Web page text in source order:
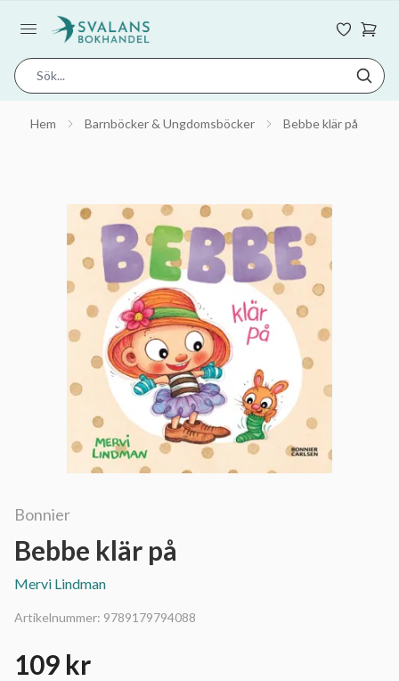
Hem Barnböcker & Ungdomsböcker Bebbe klär på
Bonnier
Bebbe klär på
Mervi Lindman
Artikelnummer: 9789179794088
109 kr